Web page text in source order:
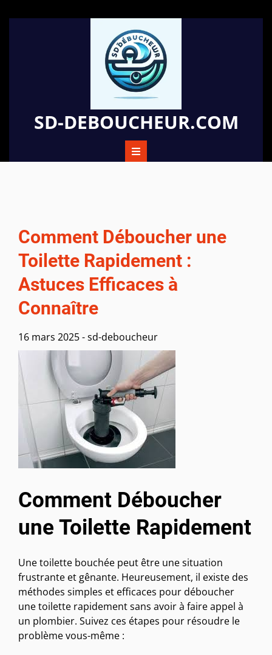
au
SD-DEBOUCHEUR.COM
Comment Déboucher une
Toilette Rapidement :
Astuces Efficaces à
Connaître
16 mars 2025-sd-deboucheur
Comment Déboucher
une Toilette Rapidement
Une toilette bouchée peut être une situation
frustrante et gênante. Heureusement, il existe des
méthodes simples et efficaces pour déboucher
une toilette rapidement sans avoir à faire appel à
un plombier. Suivez ces étapes pour résoudre le
problème vous-même :